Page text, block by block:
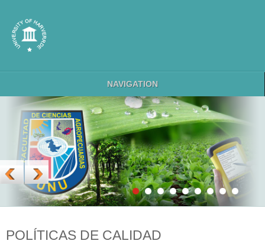
NAVIGATION
POLÍTICAS DE CALIDAD